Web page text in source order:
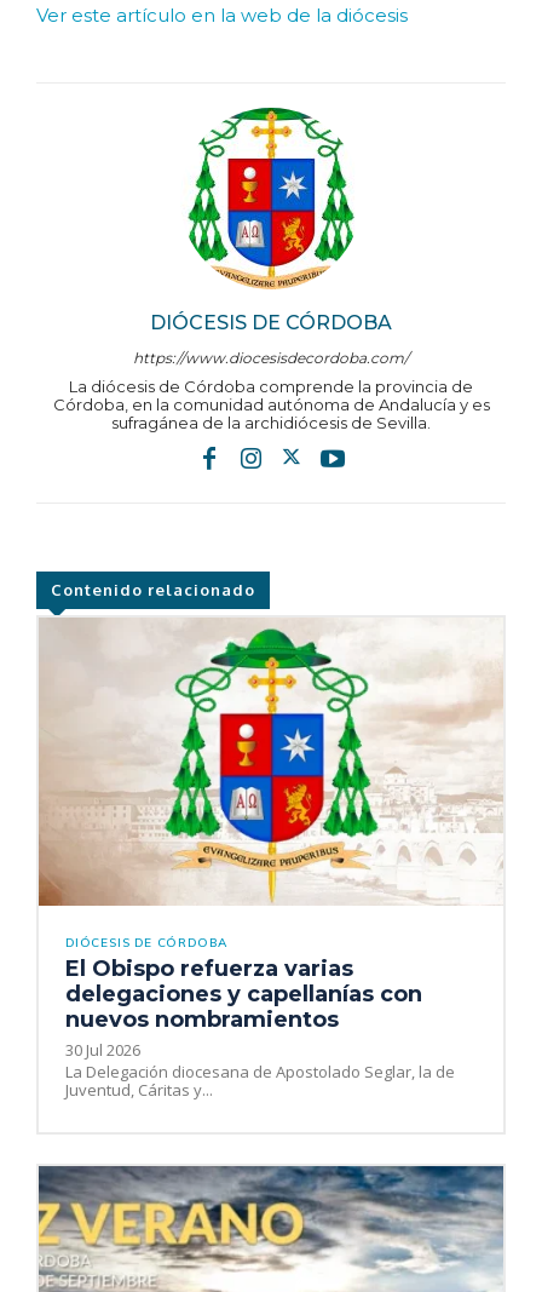
DIÓCESIS DE CÓRDOBA
https://www.diocesisdecordoba.com/
La diócesis de Córdoba comprende la provincia de
Córdoba, en la comunidad autónoma de Andalucía y es
sufragánea de la archidiócesis de Sevilla.
Ver este artículo en la web de la diócesis
Contenido relacionado
DIÓCESIS DE CÓRDOBA
El Obispo refuerza varias
delegaciones y capellanías con
nuevos nombramientos
30 Jul 2026
La Delegación diocesana de Apostolado Seglar, la de
Juventud, Cáritas y...